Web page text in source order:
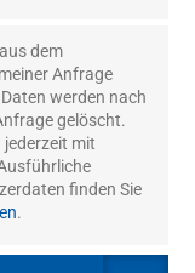
dem
Anfrage
werden nach
gelöscht.
jederzeit mit
finden Sie
.